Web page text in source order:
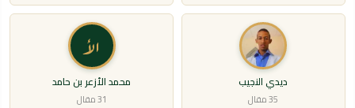
ديدي النجيب
35 مقال
الأ
محمد الأزعر بن حامد
31 مقال